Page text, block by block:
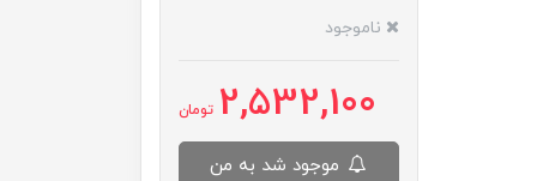
ناموجود
2,532,100 تومان
موجود شد به من